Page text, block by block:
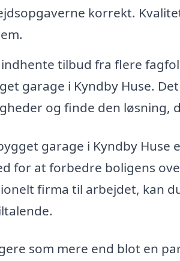
korrekt.
tilbud fra flere
garage i Kyndby Huse.
og finde den løsning,
garage i Kyndby Huse
for at forbedre boligens
firma til arbejdet, kan
som mere end blot en